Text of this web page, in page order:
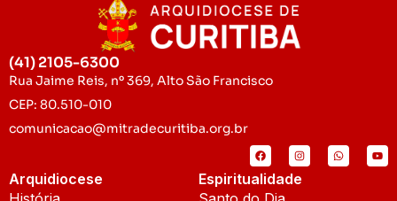
(41) 2105-6300
Rua Jaime Reis, nº 369, Alto São Francisco
CEP: 80.510-010
comunicacao@mitradecuritiba.org.br
Arquidiocese
Espiritualidade